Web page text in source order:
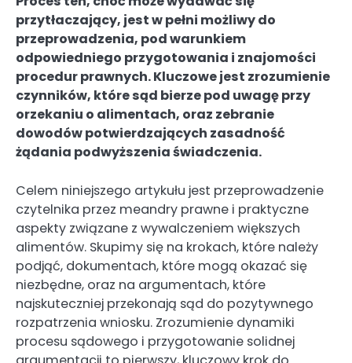
przytłaczający, jest w pełni możliwy do
przeprowadzenia, pod warunkiem
odpowiedniego przygotowania i znajomości
procedur prawnych. Kluczowe jest zrozumienie
czynników, które sąd bierze pod uwagę przy
orzekaniu o alimentach, oraz zebranie
dowodów potwierdzających zasadność
żądania podwyższenia świadczenia.
Celem niniejszego artykułu jest przeprowadzenie
czytelnika przez meandry prawne i praktyczne
aspekty związane z wywalczeniem większych
alimentów. Skupimy się na krokach, które należy
podjąć, dokumentach, które mogą okazać się
niezbędne, oraz na argumentach, które
najskuteczniej przekonają sąd do pozytywnego
rozpatrzenia wniosku. Zrozumienie dynamiki
procesu sądowego i przygotowanie solidnej